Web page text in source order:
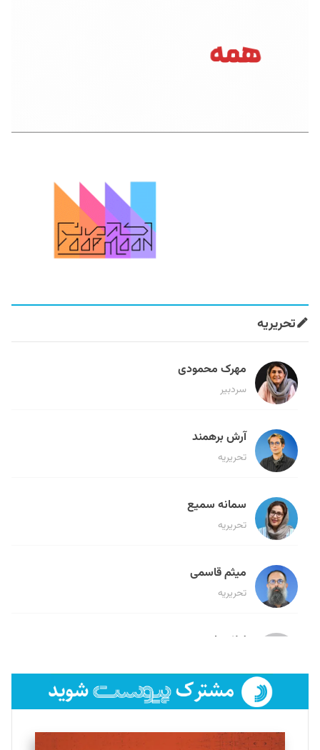
تحریریه
مهرک محمودی
سردبیر
آرش برهمند
تحریریه
سمانه سمیع
تحریریه
میثم قاسمی
تحریریه
لیلا حنارود
فائزه فتحی رستمی
تحریریه